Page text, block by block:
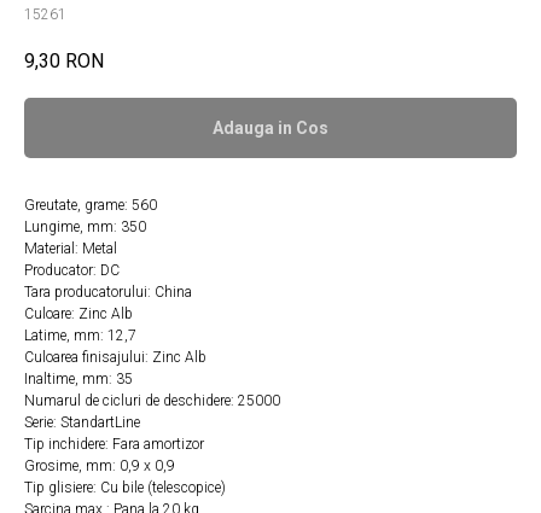
15261
9,30 RON
Adauga in Сos
Greutate, grame: 560
Lungime, mm: 350
Material: Metal
Producator: DC
Tara producatorului: China
Culoare: Zinc Alb
Latime, mm: 12,7
Culoarea finisajului: Zinc Alb
Inaltime, mm: 35
Numarul de cicluri de deschidere: 25000
Serie: StandartLine
Tip inchidere: Fara amortizor
Grosime, mm: 0,9 х 0,9
Tip glisiere: Cu bile (telescopice)